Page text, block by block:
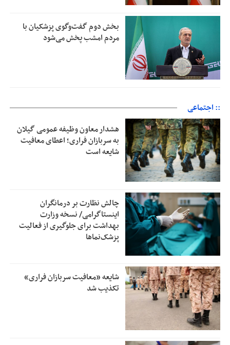
بخش دوم گفت‌وگوی پزشکیان با
مردم امشب پخش می‌شود
:: اجتماعی
هشدار معاون وظیفه عمومی گیلان
به سربازان فراری؛ اعطای معافیت
شایعه است
چالش نظارت بر درمانگران
اینستاگرامی/ نسخه وزارت
بهداشت برای جلوگیری از فعالیت
پزشک‌نماها
شایعه «معافیت سربازان فراری»
تکذیب شد